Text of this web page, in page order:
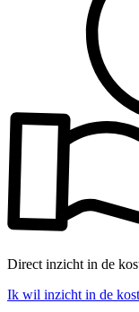
Direct inzicht in de
Ik wil inzicht in de